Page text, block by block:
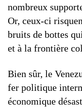
nombreux
Or, ceux-ci
bruits de bottes
et à la frontière
Bien sûr, le
fer politique
économique